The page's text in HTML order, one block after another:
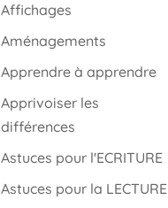
Affichages
Aménagements
Apprendre à apprendre
Apprivoiser les
différences
Astuces pour l'ECRITURE
Astuces pour la LECTURE